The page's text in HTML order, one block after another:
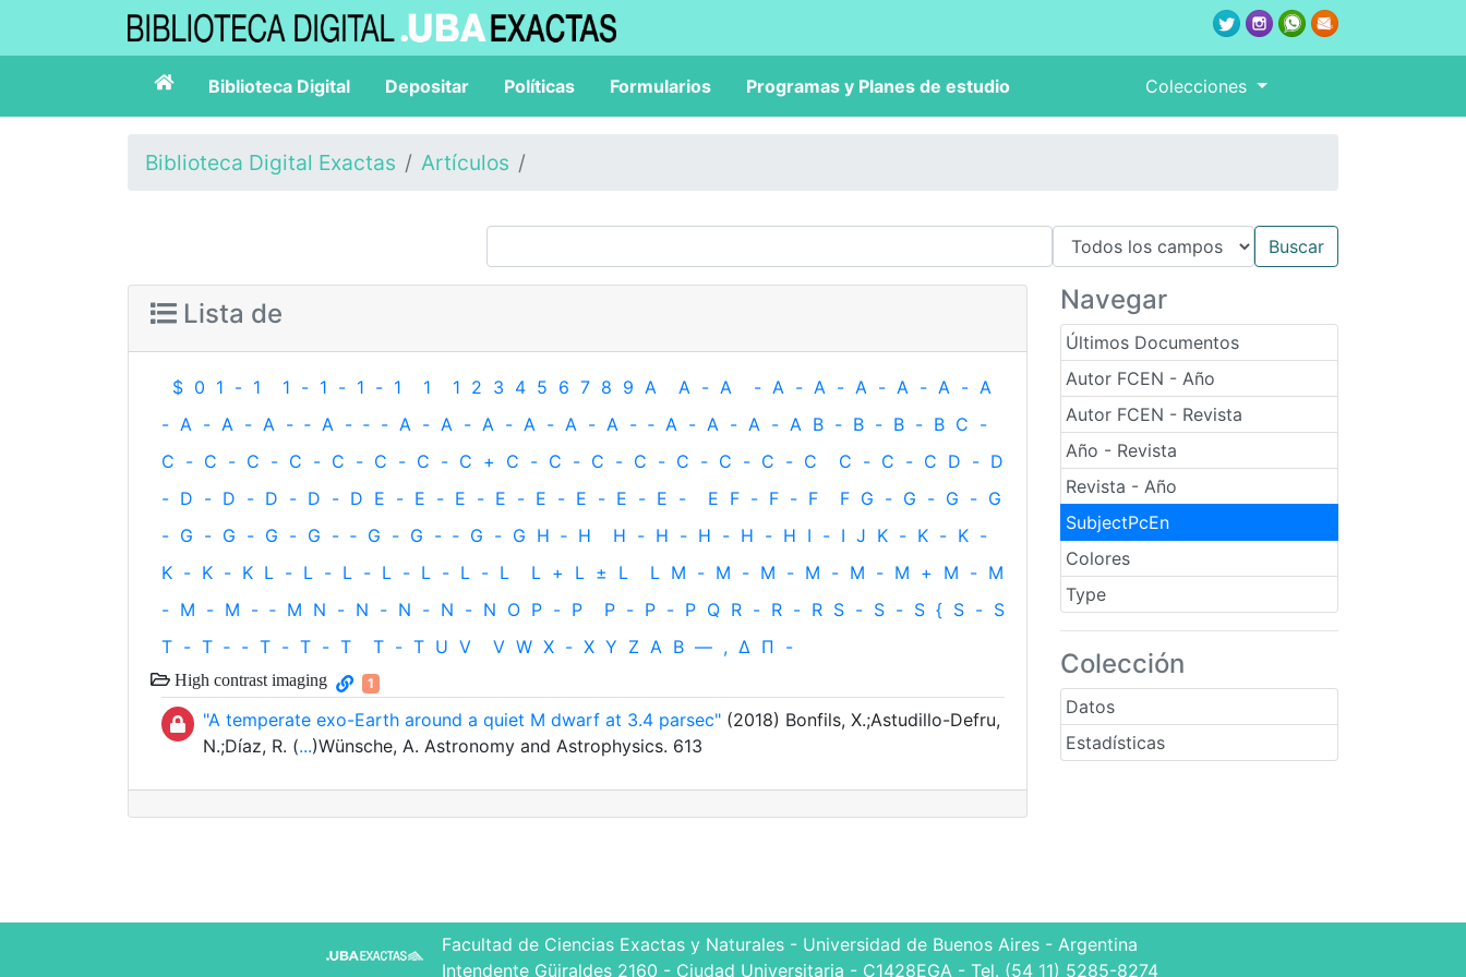
Biblioteca Digital Depositar Políticas Formularios Programas y Planes de estudio Colecciones
Biblioteca Digital Exactas Artículos
Navegar
Últimos Documentos
Autor FCEN - Año
Autor FCEN - Revista
Año - Revista
Revista - Año
SubjectPcEn
Colores
Type
Colección
Datos
Estadísticas
Lista de
$ 0 1 - 1 1 - 1 - 1 - 1 1 1 2 3 4 5 6 7 8 9 A A - A - A - A - A - A - A - A
- A - A - A - ‐ A - ‐ - A - A - A - A - A - A - ‐ A - A - A - A B - B - B - B C -
C - C - C - C - C - C - C - C + C - C - C - C - C - C - C - C C - C - C D - D
- D - D - D - D - D E - E - E - E - E - E - E - E - E F - F - F F G - G - G - G
- G - G - G - G - ‐ G - G - ‐ G - G H ‐ H H - H - H - H - H I - I J K - K - K -
K - K - K L - L - L - L - L - L - L L + L ± L L M - M - M - M - M - M + M - M
- M - M - ‐ M N - N - N - N - N O P - P P - P - P Q R - R - R S - S - S { S - S
T - T ‐ - T - T - T T - T U V V W X - X Y Z Α Β — , Δ Π -
High contrast imaging 1
"A temperate exo-Earth around a quiet M dwarf at 3.4 parsec" (2018) Bonfils, X.;Astudillo-Defru,
N.;Díaz, R. (...)Wünsche, A. Astronomy and Astrophysics. 613
Facultad de Ciencias Exactas y Naturales - Universidad de Buenos Aires - Argentina
Intendente Güiraldes 2160 - Ciudad Universitaria - C1428EGA - Tel. (54 11) 5285-8274